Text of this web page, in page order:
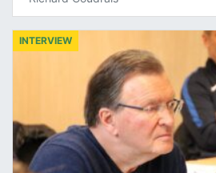
INTERVIEW